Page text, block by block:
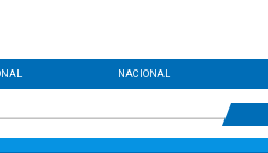
NACIONAL